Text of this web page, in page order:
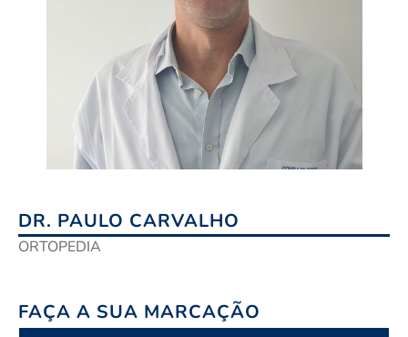
DR. PAULO CARVALHO
ORTOPEDIA
FAÇA A SUA MARCAÇÃO